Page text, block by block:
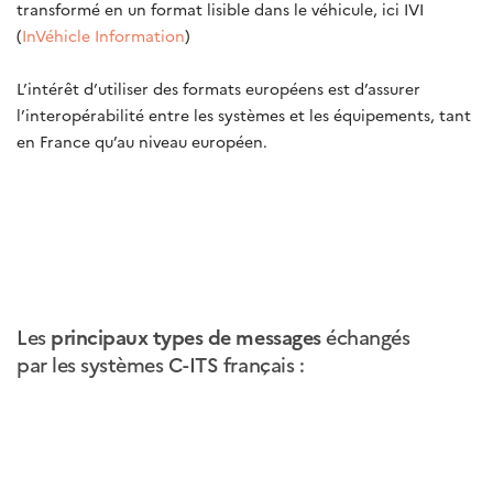
transformé en un format lisible dans le véhicule, ici IVI
(InVéhicle Information)
L’intérêt d’utiliser des formats européens est d’assurer
l’interopérabilité entre les systèmes et les équipements, tant
en France qu’au niveau européen.
Les principaux types de messageséchangés
par les systèmes C-ITS français :